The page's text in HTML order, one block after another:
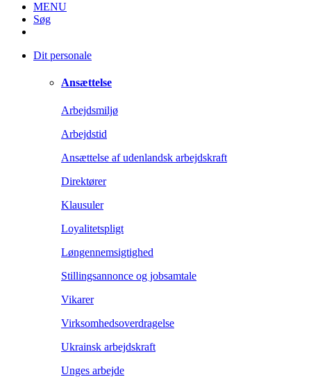
MENU
Søg
Dit personale
Ansættelse
Arbejdsmiljø
Arbejdstid
Ansættelse af udenlandsk arbejdskraft
Direktører
Klausuler
Loyalitetspligt
Løngennemsigtighed
Stillingsannonce og jobsamtale
Vikarer
Virksomhedsoverdragelse
Ukrainsk arbejdskraft
Unges arbejde